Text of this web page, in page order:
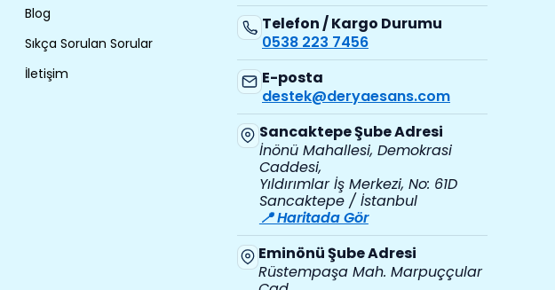
Blog
Sıkça Sorulan Sorular
İletişim
Telefon / Kargo Durumu
0538 223 7456
E-posta
destek@deryaesans.com
Sancaktepe Şube Adresi
İnönü Mahallesi, Demokrasi
Caddesi,
Yıldırımlar İş Merkezi, No: 61D
Sancaktepe / İstanbul
📍 Haritada Gör
Eminönü Şube Adresi
Rüstempaşa Mah. Marpuççular